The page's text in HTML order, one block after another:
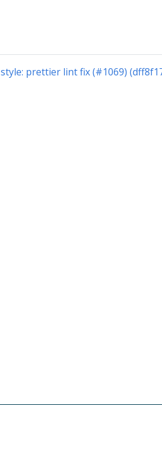
style: prettier lint fix (#1069)